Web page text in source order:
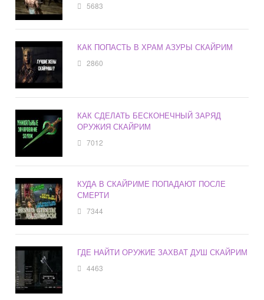
5683
КАК ПОПАСТЬ В ХРАМ АЗУРЫ СКАЙРИМ
2860
КАК СДЕЛАТЬ БЕСКОНЕЧНЫЙ ЗАРЯД
ОРУЖИЯ СКАЙРИМ
7012
КУДА В СКАЙРИМЕ ПОПАДАЮТ ПОСЛЕ
СМЕРТИ
7344
ГДЕ НАЙТИ ОРУЖИЕ ЗАХВАТ ДУШ СКАЙРИМ
4463